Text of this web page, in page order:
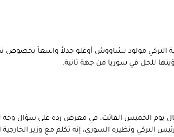
التركي مولود تشاووش أوغلو جدلاً واسعاً بخصوص
للحل في سوريا من جهة ثانية.
يوم الخميس الفائت، في معرض رده على سؤال وجه
التركي ونظيره السوري، إنه تكلم مع وزير